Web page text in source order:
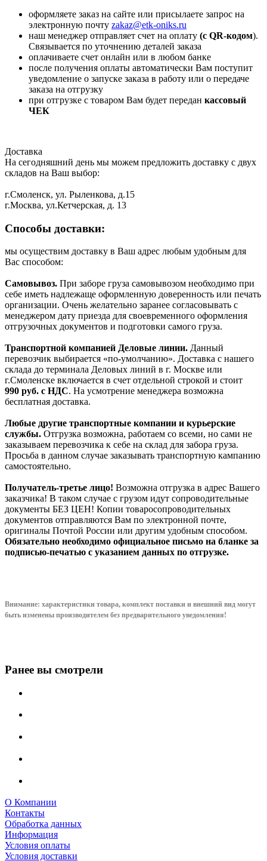
оформляете заказ на сайте или присылаете запрос на
электронную почту zakaz@etk-oniks.ru
наш менеджер отправляет счет на оплату (с QR-кодом).
Связывается по уточнению деталей заказа
оплачиваете счет онлайн или в любом банке
после получения оплаты автоматически Вам поступит
уведомление о запуске заказа в работу или о передаче
заказа на отгрузку
при отгрузке с товаром Вам будет передан кассовый
ЧЕК
Доставка
На сегодняшний день мы можем предложить доставку с двух
складов на Ваш выбор:
г.Смоленск, ул. Рыленкова, д.15
г.Москва, ул.Кетчерская, д. 13
Способы доставки:
мы осуществим доставку в Ваш адрес любым удобным для
Вас способом:
Самовывоз. При заборе груза самовывозом необходимо при
себе иметь надлежаще оформленную доверенность или печать
организации. Очень желательно заранее согласовывать с
менеджером дату приезда для своевременного оформления
отгрузочных документов и подготовки самого груза.
Транспортной компанией Деловые линии. Данный
перевозчик выбирается «по-умолчанию». Доставка с нашего
склада до терминала Деловых линий в г. Москве или
г.Смоленске включается в счет отдельной строкой и стоит
990 руб. с НДС. На усмотрение менеджера возможна
бесплатная доставка.
Любые другие транспортные компании и курьерские
службы. Отгрузка возможна, работаем со всеми, но сами не
заказываем перевозчика к себе на склад для забора груза.
Просьба в данном случае заказывать транспортную кампанию
самостоятельно.
Получатель-третье лицо! Возможна отгрузка в адрес Вашего
заказчика! В таком случае с грузом идут сопроводительные
документы БЕЗ ЦЕН! Копии товаросопроводительных
документов отправляются Вам по электронной почте,
оригиналы Почтой России или другим удобным способом.
Обязательно необходимо официальное письмо на бланке за
подписью-печатью с указанием данных по отгрузке.
Внимание: характеристики товара, комплект поставки и внешний вид могут
быть изменены производителем без предварительного уведомления!
Ранее вы смотрели
О Компании
Контакты
Обработка данных
Информация
Условия оплаты
Условия доставки